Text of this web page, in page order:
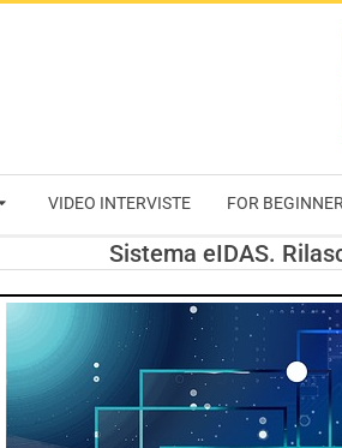
VIDEO INTERVISTE FOR
Sistema eIDAS.